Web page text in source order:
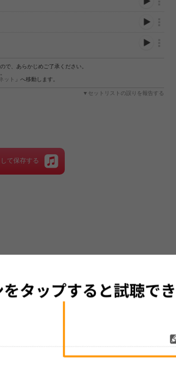
で、あらかじめご了承ください。
ット 」へ移動します。
▼セットリストの誤りを報告する
て保存する
待ち時間： 観たレポを投稿する